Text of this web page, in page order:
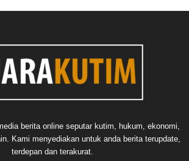
berita online seputar kutim, hukum, ekonomi,
Kami menyediakan untuk anda berita terupdate,
terdepan dan terakurat.